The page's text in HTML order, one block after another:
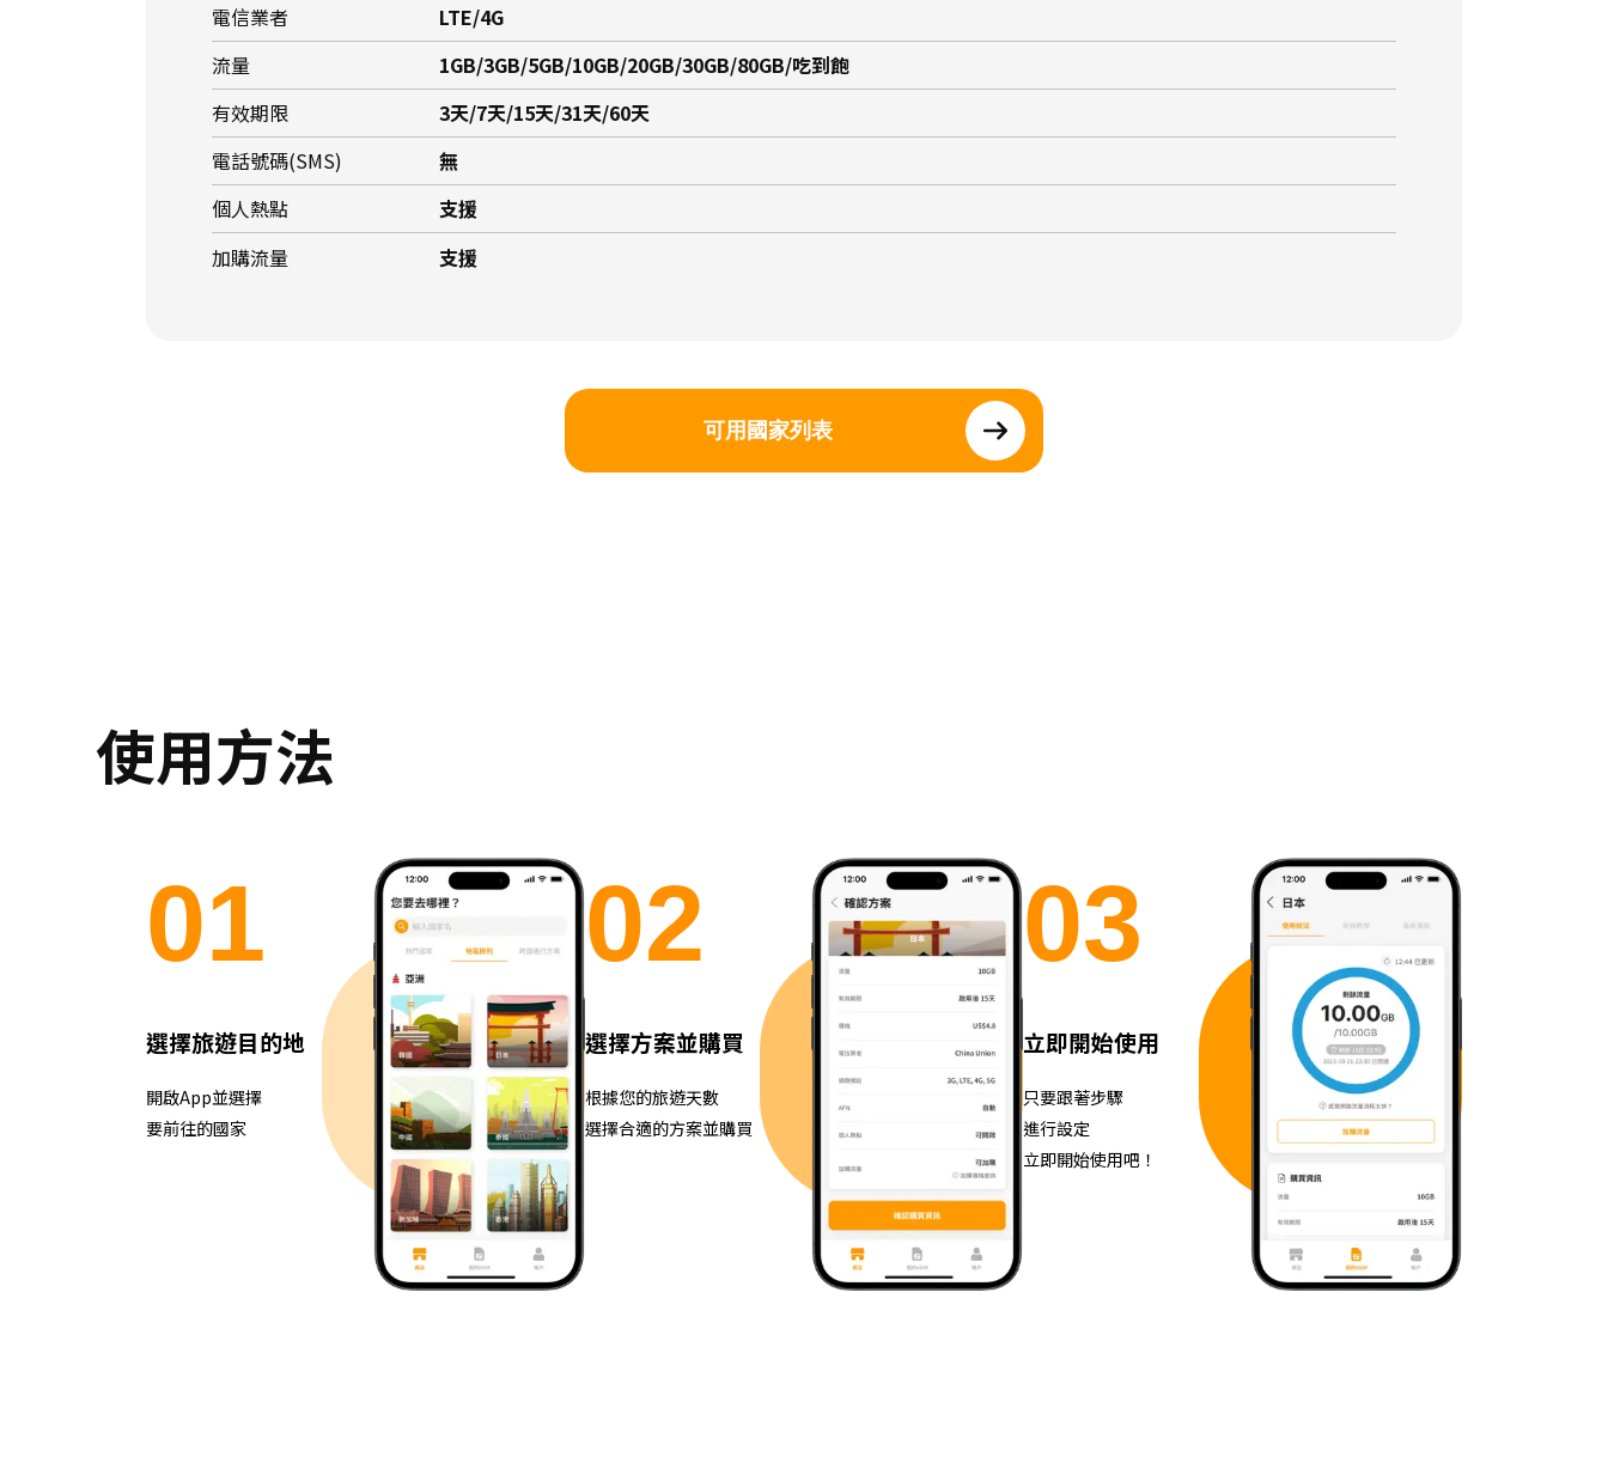
電信業者
LTE/4G
流量
1GB/3GB/5GB/10GB/20GB/30GB/80GB/吃到飽
有效期限
3天/7天/15天/31天/60天
電話號碼(SMS)
無
個人熱點
支援
加購流量
支援
可用國家列表
使用方法
01
選擇旅遊目的地
開啟App並選擇
要前往的國家
02
選擇方案並購買
根據您的旅遊天數
選擇合適的方案並購買
03
立即開始使用
只要跟著步驟
進行設定
立即開始使用吧！